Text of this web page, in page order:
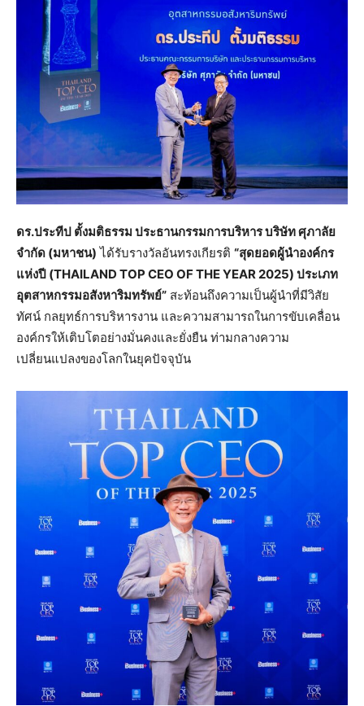
ดร.ประทีป ตั้งมติธรรม ประธานกรรมการบริหาร บริษัท ศุภาลัย
จำกัด (มหาชน) ได้รับรางวัลอันทรงเกียรติ “สุดยอดผู้นำองค์กร
แห่งปี (THAILAND TOP CEO OF THE YEAR 2025) ประเภท
อุตสาหกรรมอสังหาริมทรัพย์” สะท้อนถึงความเป็นผู้นำที่มีวิสัย
ทัศน์ กลยุทธ์การบริหารงาน และความสามารถในการขับเคลื่อน
องค์กรให้เติบโตอย่างมั่นคงและยั่งยืน ท่ามกลางความ
เปลี่ยนแปลงของโลกในยุคปัจจุบัน